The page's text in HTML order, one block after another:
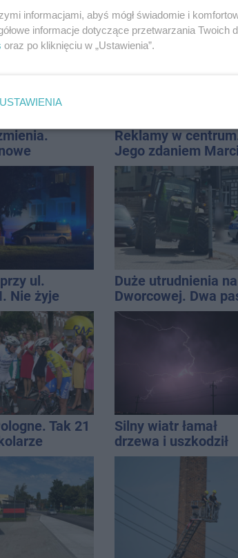
Modele,
do wielu
przed pasami
a przed
ARENA
Reklamy w
Jego zdaniem
Wroński jest w
ul.
Nie żyje
wypadła z
piętra
Duże utrudnienia na
Dworcowej. Dwa
blokowała
Tak 21
z
Silny wiatr łamał
drzewa i uszkodził
dach. To nie koniec
informacjami, abyś mógł świadomie i
informacje dotyczące przetwarzania Twoich
oraz po kliknięciu w „Ustawienia”.
USTAWIENIA